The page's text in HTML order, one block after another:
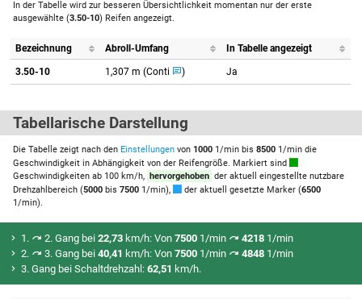
In der Tabelle wird zur besseren Übersichtlichkeit momentan nur der erste
ausgewählte (3.50-10) Reifen angezeigt.
Bezeichnung Abroll-Umfang In Tabelle angezeigt
3.50-10 1,307 m (Conti ) Ja
Tabellarische Darstellung
Die Tabelle zeigt nach den Einstellungen von 1000 1/min bis 8500 1/min die
Geschwindigkeit in Abhängigkeit von der Reifengröße. Markiert sind
Geschwindigkeiten ab 100 km/h, hervorgehoben der aktuell eingestellte nutzbare
Drehzahlbereich (5000 bis 7500 1/min), der aktuell gesetzte Marker (6500
1/min).
1. 2. Gang bei 22,73 km/h: Von 7500 1/min 4218 1/min
2.
3. Gang bei 40,41 km/h: Von 7500 1/min 4848 1/min
3. Gang bei Schaltdrehzahl: 62,51 km/h.